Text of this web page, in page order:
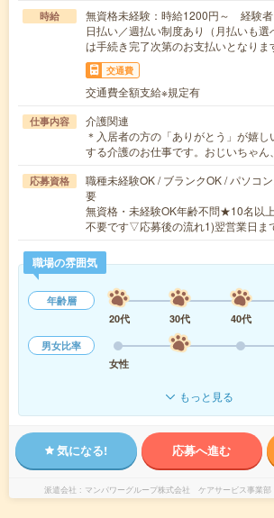
時給
無資格未経験：時給1200円～ 経験
日払い／週払い制度あり（月払いも
は手続き完了次第のお支払いとなりま
交通費
交通費全額支給※規定有
仕事内容
介護関連
＊入居者の方の「ありがとう」が嬉
する介護のお仕事です。おじいちゃ
応募資格
職種未経験OK / ブランクOK / パソコ
要
無資格・未経験OK年齢不問★10名以
不要です▽応募後の流れ1)翌営業日ま
職場の雰囲気
年齢層
20代
30代 40代
男女比率
女性
もっと見る
気になる! 応募へ進む
派遣会社 マンパワーグループ株式会社 ケアサービス事業部